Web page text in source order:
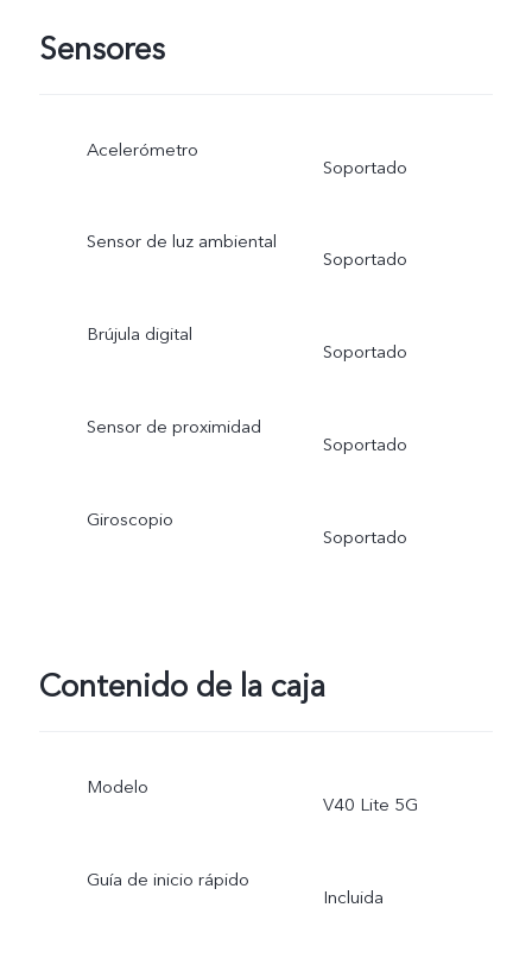
Sensores
Acelerómetro
Soportado
Sensor de luz ambiental
Soportado
Brújula digital
Soportado
Sensor de proximidad
Soportado
Giroscopio
Soportado
Contenido de la caja
Modelo
V40 Lite 5G
Guía de inicio rápido
Incluida